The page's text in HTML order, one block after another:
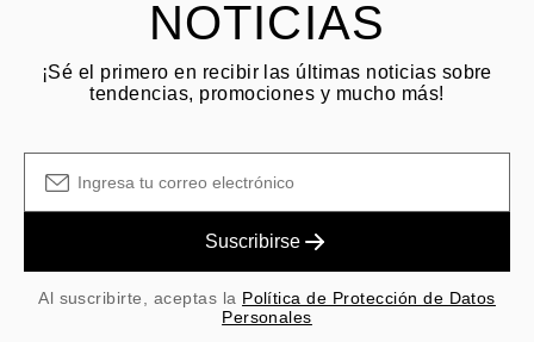
NOTICIAS
¡Sé el primero en recibir las últimas noticias sobre
tendencias, promociones y mucho más!
Suscribirse
Al suscribirte, aceptas la Política de Protección de Datos
Personales